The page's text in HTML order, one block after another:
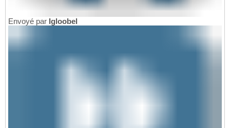
Envoyé par Igloobel